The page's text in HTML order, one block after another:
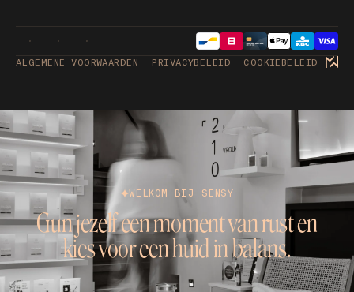
ALGEMENE VOORWAARDEN PRIVACYBELEID COOKIEBELEID
WELKOM BIJ SENSY
Gun jezelf een moment van rust en
kies voor een huid in balans.